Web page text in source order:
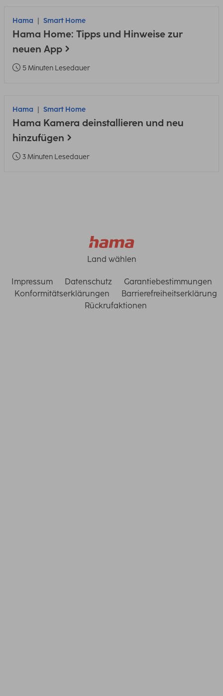
Hama Smart Home
Hama Home: Tipps und Hinweise zur
neuen App
5 Minuten Lesedauer
Hama Smart Home
Hama Kamera deinstallieren und neu
hinzufügen
3 Minuten Lesedauer
Land wählen
Impressum Datenschutz
Garantiebestimmungen
Konformitätserklärungen
Barrierefreiheitserklärung
Rückrufaktionen